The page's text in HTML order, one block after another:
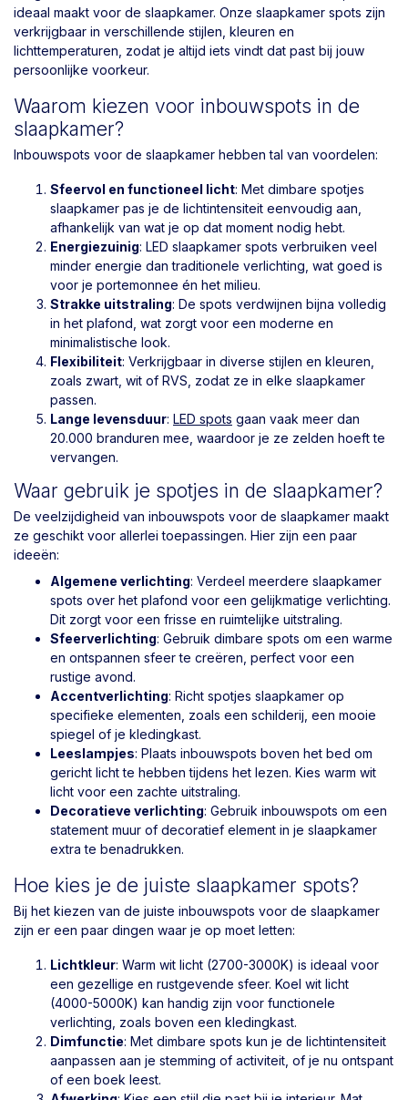
ideaal maakt voor de slaapkamer. Onze slaapkamer spots zijn
verkrijgbaar in verschillende stijlen, kleuren en
lichttemperaturen, zodat je altijd iets vindt dat past bij jouw
persoonlijke voorkeur.
Waarom kiezen voor inbouwspots in de
slaapkamer?
Inbouwspots voor de slaapkamer hebben tal van voordelen:
Sfeervol en functioneel licht: Met dimbare spotjes
slaapkamer pas je de lichtintensiteit eenvoudig aan,
afhankelijk van wat je op dat moment nodig hebt.
Energiezuinig: LED slaapkamer spots verbruiken veel
minder energie dan traditionele verlichting, wat goed is
voor je portemonnee én het milieu.
Strakke uitstraling: De spots verdwijnen bijna volledig
in het plafond, wat zorgt voor een moderne en
minimalistische look.
Flexibiliteit: Verkrijgbaar in diverse stijlen en kleuren,
zoals zwart, wit of RVS, zodat ze in elke slaapkamer
passen.
Lange levensduur: LED spots gaan vaak meer dan
20.000 branduren mee, waardoor je ze zelden hoeft te
vervangen.
Waar gebruik je spotjes in de slaapkamer?
De veelzijdigheid van inbouwspots voor de slaapkamer maakt
ze geschikt voor allerlei toepassingen. Hier zijn een paar
ideeën:
Algemene verlichting: Verdeel meerdere slaapkamer
spots over het plafond voor een gelijkmatige verlichting.
Dit zorgt voor een frisse en ruimtelijke uitstraling.
Sfeerverlichting: Gebruik dimbare spots om een warme
en ontspannen sfeer te creëren, perfect voor een
rustige avond.
Accentverlichting: Richt spotjes slaapkamer op
specifieke elementen, zoals een schilderij, een mooie
spiegel of je kledingkast.
Leeslampjes: Plaats inbouwspots boven het bed om
gericht licht te hebben tijdens het lezen. Kies warm wit
licht voor een zachte uitstraling.
Decoratieve verlichting: Gebruik inbouwspots om een
statement muur of decoratief element in je slaapkamer
extra te benadrukken.
Hoe kies je de juiste slaapkamer spots?
Bij het kiezen van de juiste inbouwspots voor de slaapkamer
zijn er een paar dingen waar je op moet letten:
Lichtkleur: Warm wit licht (2700-3000K) is ideaal voor
een gezellige en rustgevende sfeer. Koel wit licht
(4000-5000K) kan handig zijn voor functionele
verlichting, zoals boven een kledingkast.
Dimfunctie: Met dimbare spots kun je de lichtintensiteit
aanpassen aan je stemming of activiteit, of je nu ontspant
of een boek leest.